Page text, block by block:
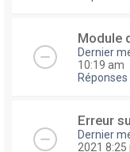
Module
Dernier
10:19 am
Réponses
Erreur
Dernier
2021 8:25